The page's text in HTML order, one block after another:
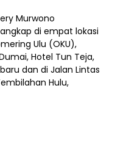
Murwono
di empat lokasi
Ulu (OKU),
Hotel Tun Teja,
dan di Jalan Lintas
Hulu,